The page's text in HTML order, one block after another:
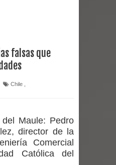
2026
Los Remembers
musical y pedagógico
escolares
falsas que
Chile
Maule: Pedro
director de la
Comercial
Católica del